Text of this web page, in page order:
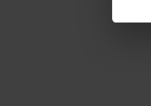
Via